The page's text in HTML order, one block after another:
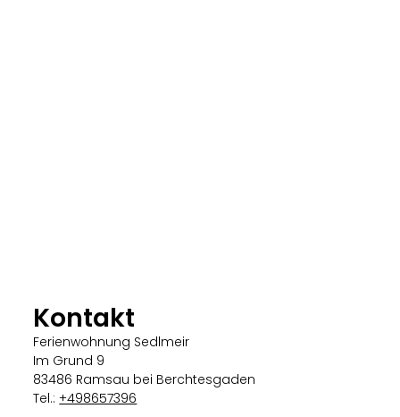
Kontakt
Ferienwohnung Sedlmeir
Im Grund 9
83486 Ramsau bei Berchtesgaden
Tel.:+498657396